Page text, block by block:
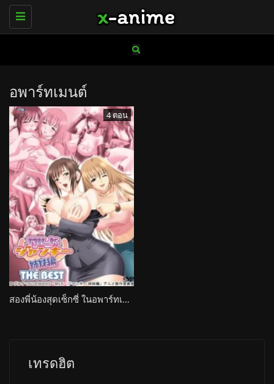
Toggle
navigation
อพาร์ทเมนต์
4 ตอน
สองพี่น้องสุดเซ็กซี่ ในอพาร์ทเมนต์ห้องข้างๆ Milk Junkie
เทรดฮิต